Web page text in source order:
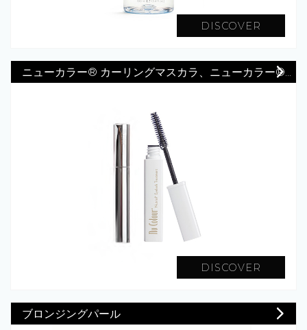
DISCOVER
ニューカラー® カーリングマスカラ、ニューカラー®...
DISCOVER
ブロンジングパール